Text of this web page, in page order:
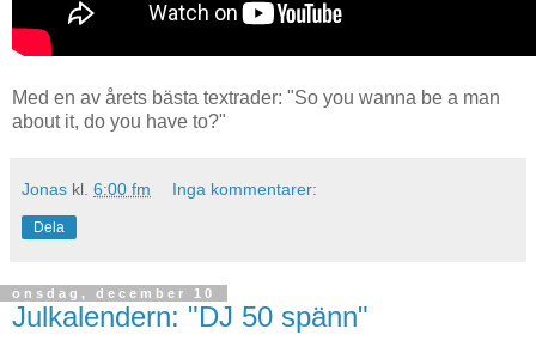
Med en av årets bästa textrader: "So you wanna be a man
about it, do you have to?"
Jonas kl. 6:00 fm Inga kommentarer:
Dela
onsdag, december 10
Julkalendern: "DJ 50 spänn"